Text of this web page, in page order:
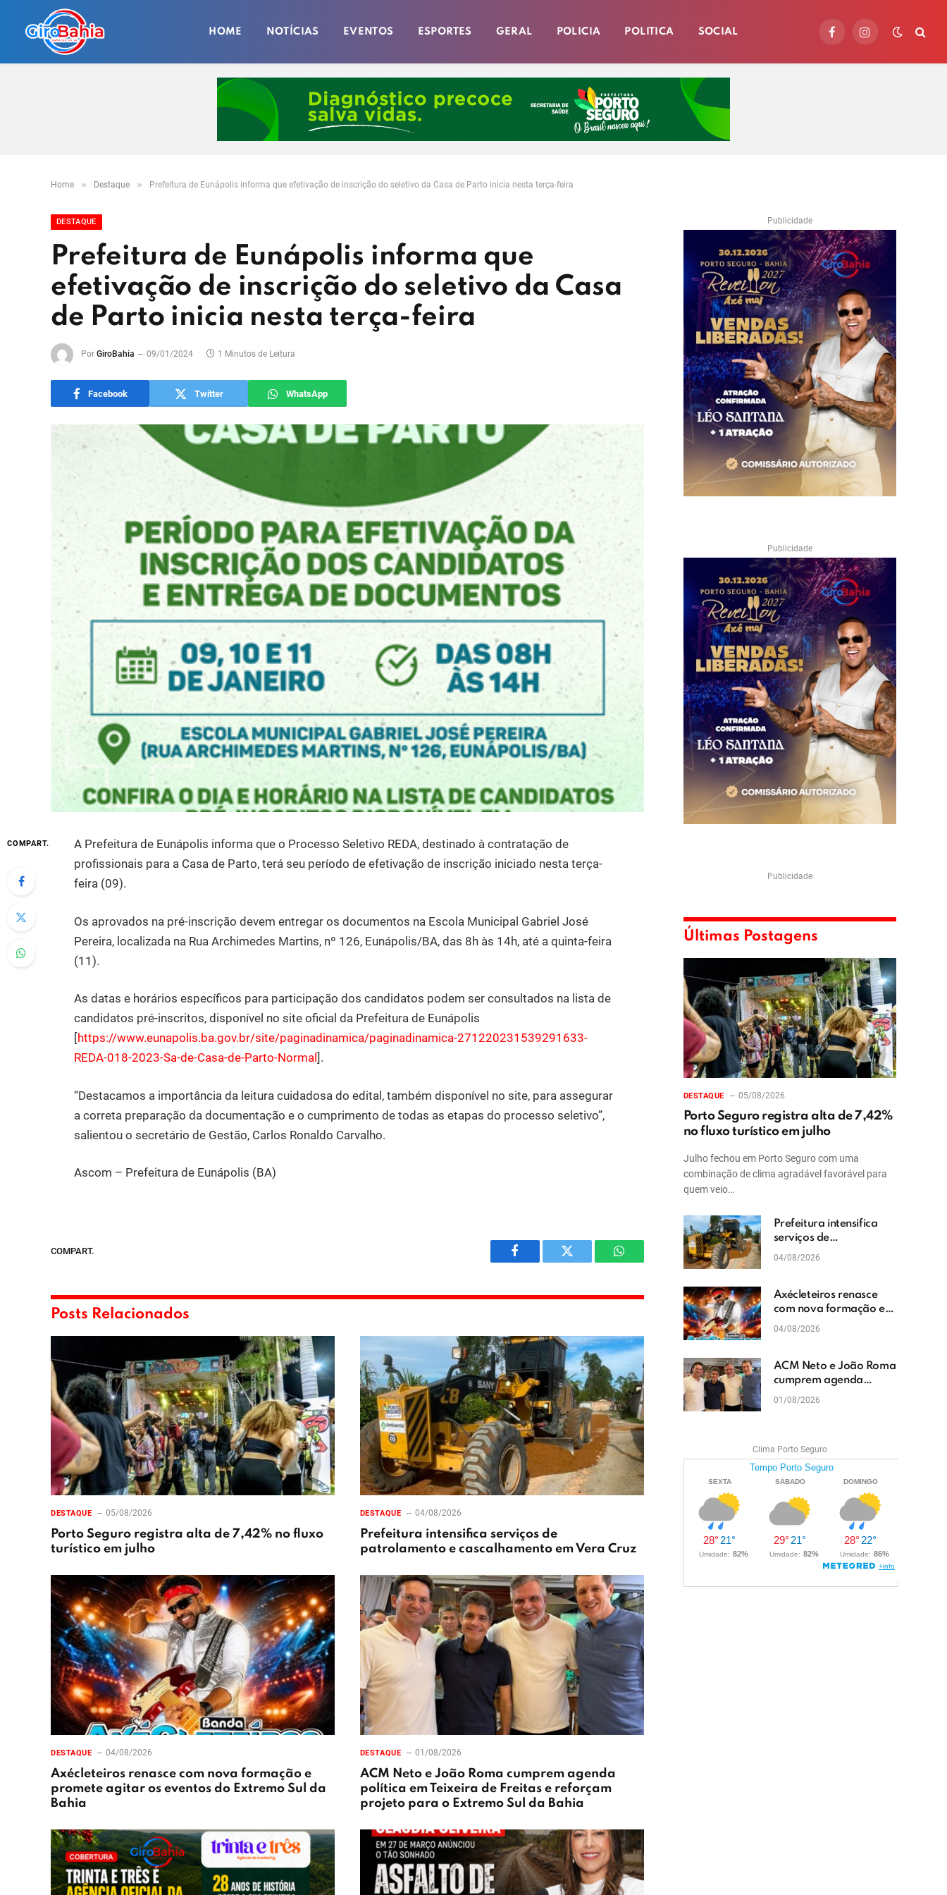
HOME NOTÍCIAS EVENTOS ESPORTES GERAL POLICIA POLITICA SOCIAL
FacebookInstagram
Home » Destaque » Prefeitura de Eunápolis informa que efetivação de inscrição do seletivo da Casa de Parto inicia nesta terça-feira
DESTAQUE
Prefeitura de Eunápolis informa que
efetivação de inscrição do seletivo da Casa
de Parto inicia nesta terça-feira
Por GiroBahia 09/01/2024 1 Minutos de Leitura
Facebook Twitter WhatsApp
COMPART.
A Prefeitura de Eunápolis informa que o Processo Seletivo REDA, destinado à contratação de
profissionais para a Casa de Parto, terá seu período de efetivação de inscrição iniciado nesta terça-
feira (09).
Os aprovados na pré-inscrição devem entregar os documentos na Escola Municipal Gabriel José
Pereira, localizada na Rua Archimedes Martins, nº 126, Eunápolis/BA, das 8h às 14h, até a quinta-feira
(11).
As datas e horários específicos para participação dos candidatos podem ser consultados na lista de
candidatos pré-inscritos, disponível no site oficial da Prefeitura de Eunápolis
[https://www.eunapolis.ba.gov.br/site/paginadinamica/paginadinamica-271220231539291633-
REDA-018-2023-Sa-de-Casa-de-Parto-Normal].
“Destacamos a importância da leitura cuidadosa do edital, também disponível no site, para assegurar
a correta preparação da documentação e o cumprimento de todas as etapas do processo seletivo”,
salientou o secretário de Gestão, Carlos Ronaldo Carvalho.
Ascom – Prefeitura de Eunápolis (BA)
COMPART.
Facebook Twitter WhatsApp
Posts Relacionados
DESTAQUE 05/08/2026
Porto Seguro registra alta de 7,42% no fluxo
turístico em julho
DESTAQUE 04/08/2026
Prefeitura intensifica serviços de
patrolamento e cascalhamento em Vera Cruz
DESTAQUE 04/08/2026
Axécleteiros renasce com nova formação e
promete agitar os eventos do Extremo Sul da
Bahia
DESTAQUE 01/08/2026
ACM Neto e João Roma cumprem agenda
política em Teixeira de Freitas e reforçam
projeto para o Extremo Sul da Bahia
Publicidade
Publicidade
Publicidade
Últimas Postagens
DESTAQUE 05/08/2026
Porto Seguro registra alta de 7,42%
no fluxo turístico em julho
Julho fechou em Porto Seguro com uma
combinação de clima agradável favorável para
quem veio…
Prefeitura intensifica
serviços de
patrolamento e
04/08/2026
Axécleteiros renasce
com nova formação e
promete agitar os
04/08/2026
ACM Neto e João Roma
cumprem agenda
política em Teixeira de
01/08/2026
Clima Porto Seguro